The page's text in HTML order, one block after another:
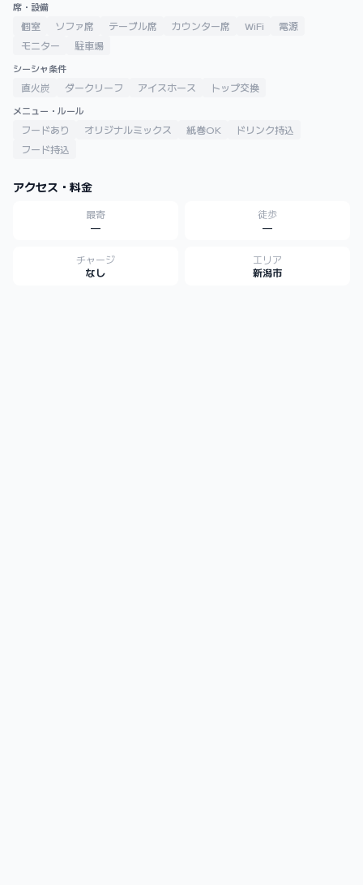
席・設備
個室 ソファ席 テーブル席 カウンター席 WiFi
電源
モニター
駐車場
シーシャ条件
直火炭 ダークリーフ アイスホース トップ交換
メニュー・ルール
フードあり オリジナルミックス 紙巻OK
ドリンク持込
フード持込
アクセス・料金
最寄
—
徒歩
—
チャージ
なし
エリア
新潟市